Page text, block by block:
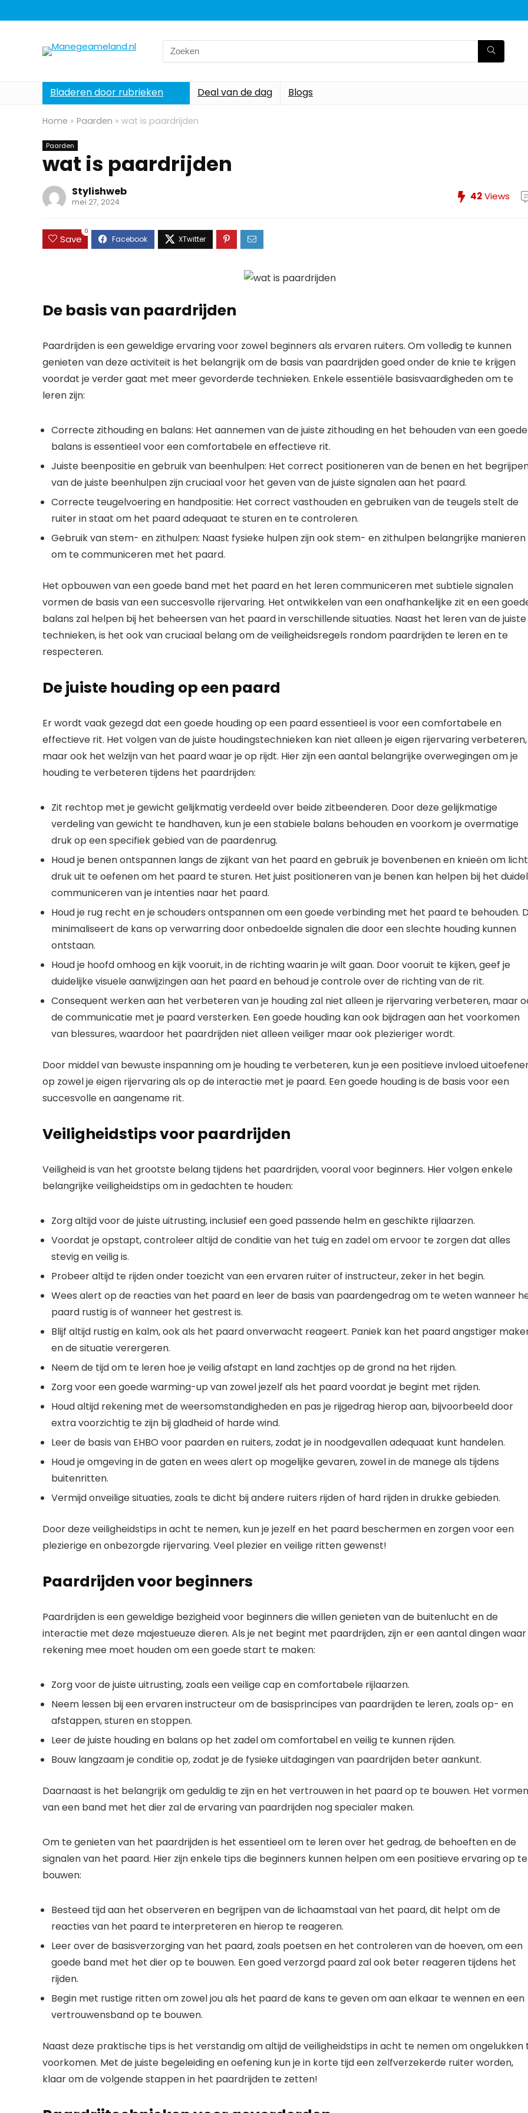
Search
for:
Bladeren door rubrieken Deal van de dag Blogs
Home » Paarden » wat is paardrijden
Paarden
wat is paardrijden
Stylishweb
mei 27, 2024 42Views
Save
0
De basis van paardrijden
Paardrijden is een geweldige ervaring voor zowel beginners als ervaren ruiters. Om volledig te kunnen
genieten van deze activiteit is het belangrijk om de basis van paardrijden goed onder de knie te krijgen
voordat je verder gaat met meer gevorderde technieken. Enkele essentiële basisvaardigheden om te
leren zijn:
Correcte zithouding en balans: Het aannemen van de juiste zithouding en het behouden van een goede
balans is essentieel voor een comfortabele en effectieve rit.
Juiste beenpositie en gebruik van beenhulpen: Het correct positioneren van de benen en het
van de juiste beenhulpen zijn cruciaal voor het geven van de juiste signalen aan het paard.
Correcte teugelvoering en handpositie: Het correct vasthouden en gebruiken van de teugels stelt de
ruiter in staat om het paard adequaat te sturen en te controleren.
Gebruik van stem- en zithulpen: Naast fysieke hulpen zijn ook stem- en zithulpen belangrijke manieren
om te communiceren met het paard.
Het opbouwen van een goede band met het paard en het leren communiceren met subtiele signalen
vormen de basis van een succesvolle rijervaring. Het ontwikkelen van een onafhankelijke zit en een
balans zal helpen bij het beheersen van het paard in verschillende situaties. Naast het leren van de juiste
technieken, is het ook van cruciaal belang om de veiligheidsregels rondom paardrijden te leren en te
respecteren.
De juiste houding op een paard
Er wordt vaak gezegd dat een goede houding op een paard essentieel is voor een comfortabele en
effectieve rit. Het volgen van de juiste houdingstechnieken kan niet alleen je eigen rijervaring verbeteren,
maar ook het welzijn van het paard waar je op rijdt. Hier zijn een aantal belangrijke overwegingen om je
houding te verbeteren tijdens het paardrijden:
Zit rechtop met je gewicht gelijkmatig verdeeld over beide zitbeenderen. Door deze gelijkmatige
verdeling van gewicht te handhaven, kun je een stabiele balans behouden en voorkom je overmatige
druk op een specifiek gebied van de paardenrug.
Houd je benen ontspannen langs de zijkant van het paard en gebruik je bovenbenen en knieën om
druk uit te oefenen om het paard te sturen. Het juist positioneren van je benen kan helpen bij het
communiceren van je intenties naar het paard.
Houd je rug recht en je schouders ontspannen om een goede verbinding met het paard te behouden.
minimaliseert de kans op verwarring door onbedoelde signalen die door een slechte houding kunnen
ontstaan.
Houd je hoofd omhoog en kijk vooruit, in de richting waarin je wilt gaan. Door vooruit te kijken, geef je
duidelijke visuele aanwijzingen aan het paard en behoud je controle over de richting van de rit.
Consequent werken aan het verbeteren van je houding zal niet alleen je rijervaring verbeteren, maar
de communicatie met je paard versterken. Een goede houding kan ook bijdragen aan het voorkomen
van blessures, waardoor het paardrijden niet alleen veiliger maar ook plezieriger wordt.
Door middel van bewuste inspanning om je houding te verbeteren, kun je een positieve invloed
op zowel je eigen rijervaring als op de interactie met je paard. Een goede houding is de basis voor een
succesvolle en aangename rit.
Veiligheidstips voor paardrijden
Veiligheid is van het grootste belang tijdens het paardrijden, vooral voor beginners. Hier volgen enkele
belangrijke veiligheidstips om in gedachten te houden:
Zorg altijd voor de juiste uitrusting, inclusief een goed passende helm en geschikte rijlaarzen.
Voordat je opstapt, controleer altijd de conditie van het tuig en zadel om ervoor te zorgen dat alles
stevig en veilig is.
Probeer altijd te rijden onder toezicht van een ervaren ruiter of instructeur, zeker in het begin.
Wees alert op de reacties van het paard en leer de basis van paardengedrag om te weten wanneer
paard rustig is of wanneer het gestrest is.
Blijf altijd rustig en kalm, ook als het paard onverwacht reageert. Paniek kan het paard angstiger
en de situatie verergeren.
Neem de tijd om te leren hoe je veilig afstapt en land zachtjes op de grond na het rijden.
Zorg voor een goede warming-up van zowel jezelf als het paard voordat je begint met rijden.
Houd altijd rekening met de weersomstandigheden en pas je rijgedrag hierop aan, bijvoorbeeld door
extra voorzichtig te zijn bij gladheid of harde wind.
Leer de basis van EHBO voor paarden en ruiters, zodat je in noodgevallen adequaat kunt handelen.
Houd je omgeving in de gaten en wees alert op mogelijke gevaren, zowel in de manege als tijdens
buitenritten.
Vermijd onveilige situaties, zoals te dicht bij andere ruiters rijden of hard rijden in drukke gebieden.
Door deze veiligheidstips in acht te nemen, kun je jezelf en het paard beschermen en zorgen voor een
plezierige en onbezorgde rijervaring. Veel plezier en veilige ritten gewenst!
Paardrijden voor beginners
Paardrijden is een geweldige bezigheid voor beginners die willen genieten van de buitenlucht en de
interactie met deze majestueuze dieren. Als je net begint met paardrijden, zijn er een aantal dingen waar
rekening mee moet houden om een goede start te maken:
Zorg voor de juiste uitrusting, zoals een veilige cap en comfortabele rijlaarzen.
Neem lessen bij een ervaren instructeur om de basisprincipes van paardrijden te leren, zoals op- en
afstappen, sturen en stoppen.
Leer de juiste houding en balans op het zadel om comfortabel en veilig te kunnen rijden.
Bouw langzaam je conditie op, zodat je de fysieke uitdagingen van paardrijden beter aankunt.
Daarnaast is het belangrijk om geduldig te zijn en het vertrouwen in het paard op te bouwen. Het vormen
van een band met het dier zal de ervaring van paardrijden nog specialer maken.
Om te genieten van het paardrijden is het essentieel om te leren over het gedrag, de behoeften en de
signalen van het paard. Hier zijn enkele tips die beginners kunnen helpen om een positieve ervaring op te
bouwen:
Besteed tijd aan het observeren en begrijpen van de lichaamstaal van het paard, dit helpt om de
reacties van het paard te interpreteren en hierop te reageren.
Leer over de basisverzorging van het paard, zoals poetsen en het controleren van de hoeven, om een
goede band met het dier op te bouwen. Een goed verzorgd paard zal ook beter reageren tijdens het
rijden.
Begin met rustige ritten om zowel jou als het paard de kans te geven om aan elkaar te wennen en een
vertrouwensband op te bouwen.
Naast deze praktische tips is het verstandig om altijd de veiligheidstips in acht te nemen om ongelukken
voorkomen. Met de juiste begeleiding en oefening kun je in korte tijd een zelfverzekerde ruiter worden,
klaar om de volgende stappen in het paardrijden te zetten!